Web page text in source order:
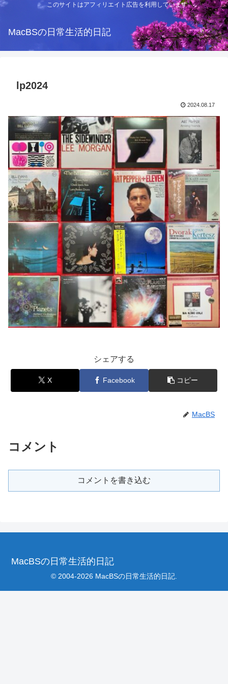
このサイトはアフィリエイト広告を利用しています
MacBSの日常生活的日記
lp2024
2024.08.17
シェアする
X Facebook コピー
MacBS
コメント
コメントを書き込む
MacBSの日常生活的日記
© 2004-2026 MacBSの日常生活的日記.